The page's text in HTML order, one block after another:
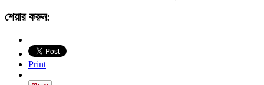
শেয়ার করুন:
Print